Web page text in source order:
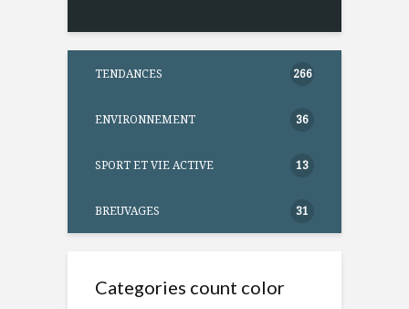
TENDANCES 266
ENVIRONNEMENT 36
SPORT ET VIE ACTIVE 13
BREUVAGES 31
Categories count color